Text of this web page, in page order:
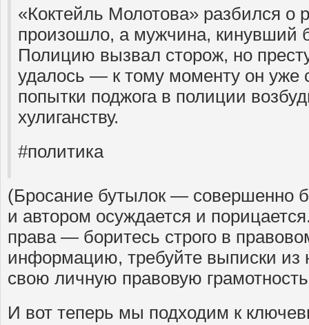
«Коктейль Молотова» разбился о
произошло, а мужчина, кинувший
Полицию вызвал сторож, но
удалось — к тому моменту он уже
попытки поджога в полиции
хулиганству.
#политика
(Бросание бутылок — совершенно
и автором осуждается и
права — боритесь строго в
информацию, требуйте выписки из
свою личную правовую
И вот теперь мы подходим к